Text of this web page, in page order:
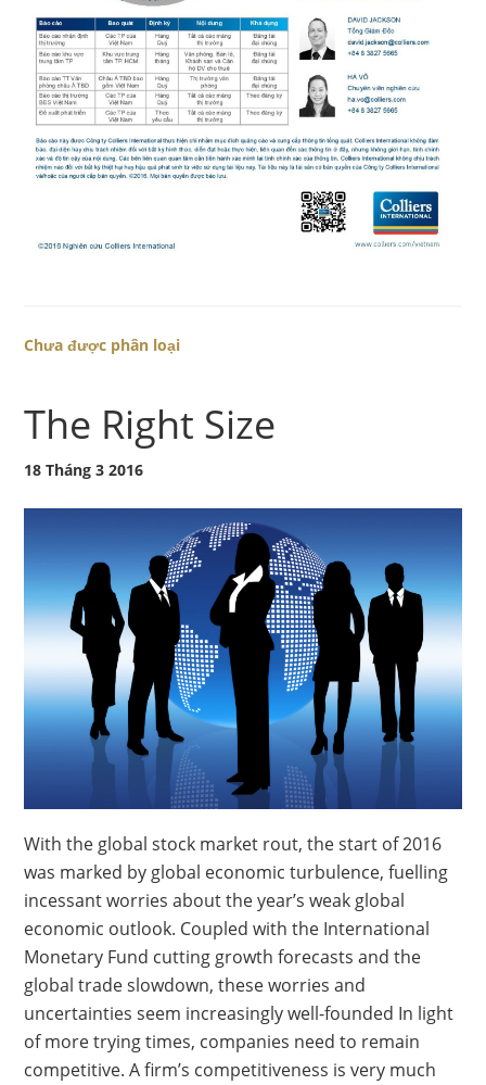
Chưa được phân loại
The Right Size
18 Tháng 3 2016
With the global stock market rout, the start of 2016
was marked by global economic turbulence, fuelling
incessant worries about the year’s weak global
economic outlook. Coupled with the International
Monetary Fund cutting growth forecasts and the
global trade slowdown, these worries and
uncertainties seem increasingly well-founded In light
of more trying times, companies need to remain
competitive. A firm’s competitiveness is very much